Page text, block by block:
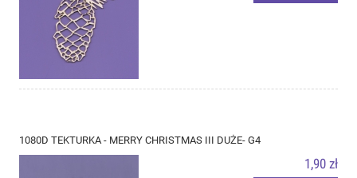
1080D TEKTURKA - MERRY CHRISTMAS III DUŻE- G4
1,90 zł